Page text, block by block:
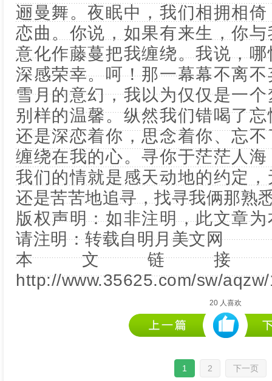
逦曼舞。夜眠中，我们相拥相
恋曲。你说，如果有来生，你
意化作藤蔓把我缠绕。我说，
深感荣幸。呵！那一幕幕不离
雪月的意幻，我以为仅仅是一
别样的温馨。纵然我们错喝了
还是深恋着你，思念着你、忘
缠绕在我的心。寻你于茫茫人
我们的情就是感天动地的约定
还是苦苦地追寻，找寻我俩那
版权声明：如非注明，此文章
请注明：转载自明月美文网
本文链接
http://www.35625.com/sw/
20人喜欢
1 2 下一页